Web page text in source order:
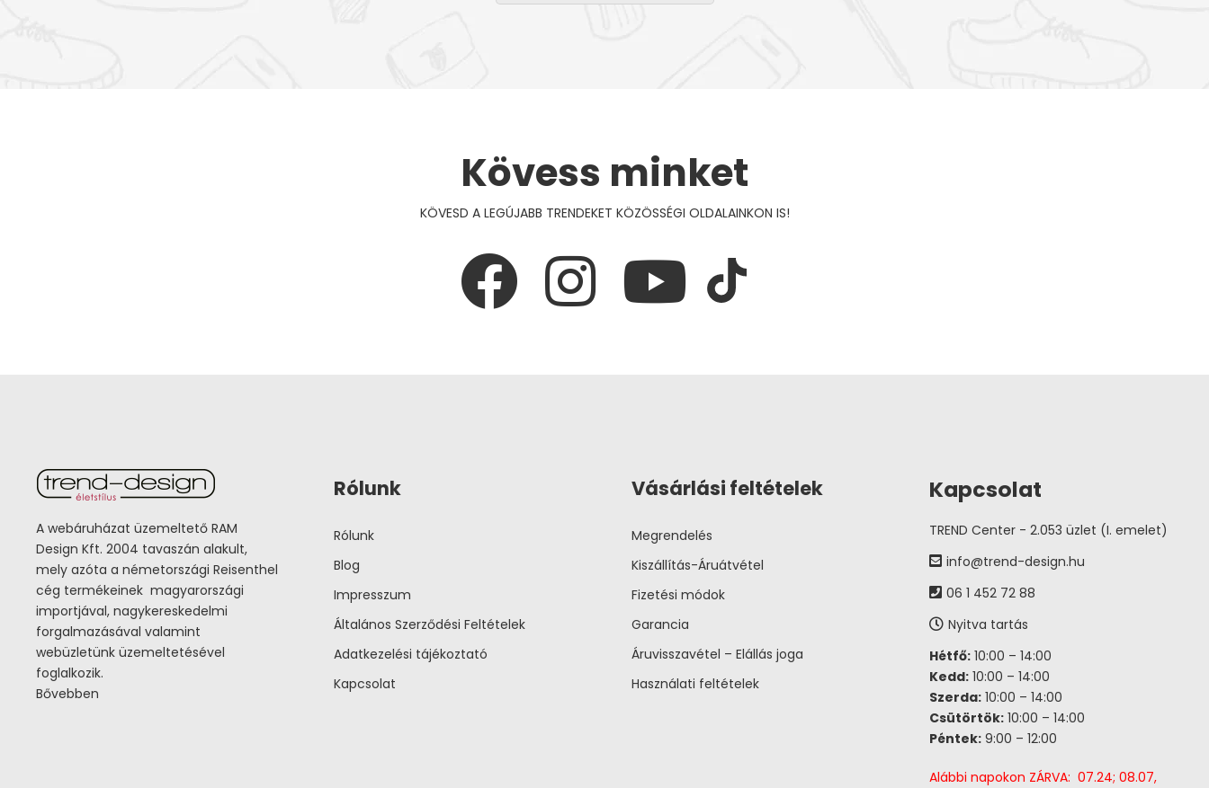
Kövess minket
KÖVESD A LEGÚJABB TRENDEKET KÖZÖSSÉGI OLDALAINKON IS!
A webáruházat üzemeltető RAM
Design Kft. 2004 tavaszán alakult,
mely azóta a németországi Reisenthel
cég termékeinek magyarországi
importjával, nagykereskedelmi
forgalmazásával valamint
webüzletünk üzemeltetésével
foglalkozik.
Bővebben
Rólunk
Rólunk
Blog
Impresszum
Általános Szerződési Feltételek
Adatkezelési tájékoztató
Kapcsolat
Vásárlási feltételek
Megrendelés
Kiszállítás-Áruátvétel
Fizetési módok
Garancia
Áruvisszavétel – Elállás joga
Használati feltételek
Kapcsolat
TREND Center - 2.053 üzlet (I. emelet)
info@trend-design.hu
06 1 452 72 88
Nyitva tartás
Hétfő: 10:00 – 14:00
Kedd: 10:00 – 14:00
Szerda: 10:00 – 14:00
Csütörtök: 10:00 – 14:00
Péntek: 9:00 – 12:00
Alábbi napokon ZÁRVA: 07.24; 08.07,